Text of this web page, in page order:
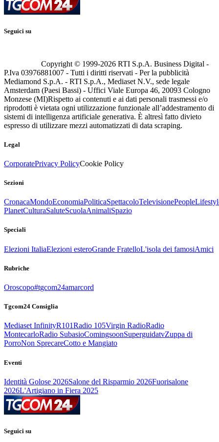
Seguici su
Copyright © 1999-2026 RTI S.p.A. Business Digital -
P.Iva 03976881007 - Tutti i diritti riservati - Per la pubblicità
Mediamond S.p.A. - RTI S.p.A., Mediaset N.V., sede legale
Amsterdam (Paesi Bassi) - Uffici Viale Europa 46, 20093 Cologno
Monzese (MI)Rispetto ai contenuti e ai dati personali trasmessi e/o
riprodotti è vietata ogni utilizzazione funzionale all’addestramento di
sistemi di intelligenza artificiale generativa. È altresì fatto divieto
espresso di utilizzare mezzi automatizzati di data scraping.
Legal
CorporatePrivacy PolicyCookie Policy
Sezioni
CronacaMondoEconomiaPoliticaSpettacoloTelevisionePeople
PlanetCulturaSaluteScuolaAnimaliSpazio
Speciali
Elezioni ItaliaElezioni esteroGrande FratelloL'isola dei famosiAmici
Rubriche
Oroscopo#tgcom24amarcord
Tgcom24 Consiglia
Mediaset InfinityR101Radio 105Virgin RadioRadio
MontecarloRadio SubasioComingsoonSuperguidatvZuppa di
PorroNon SprecareCotto e Mangiato
Eventi
Identità Golose 2026Salone del Risparmio 2026Fuorisalone
2026L'Artigiano in Fiera 2025
Seguici su